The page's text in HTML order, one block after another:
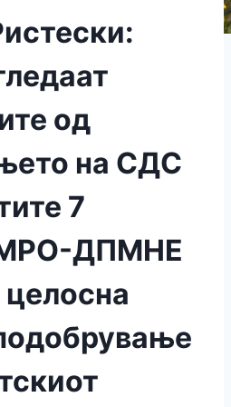
од
на СДС
7
ДПМНЕ